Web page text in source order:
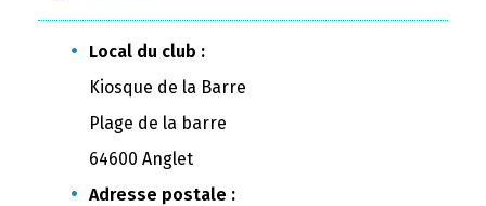
Local du club :
Kiosque de la Barre
Plage de la barre
64600 Anglet
Adresse postale :